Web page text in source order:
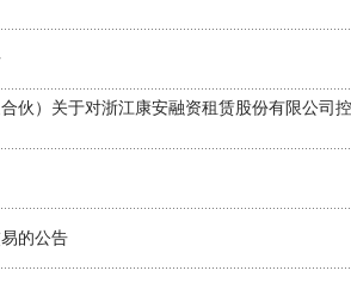
伙）关于对浙江康安融资租赁股份有限公司
的公告